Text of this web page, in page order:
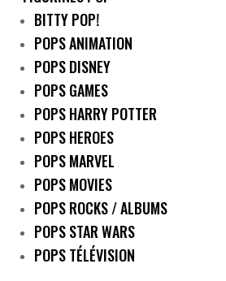
BITTY POP!
POPS ANIMATION
POPS DISNEY
POPS GAMES
POPS HARRY POTTER
POPS HEROES
POPS MARVEL
POPS MOVIES
POPS ROCKS / ALBUMS
POPS STAR WARS
POPS TÉLÉVISION